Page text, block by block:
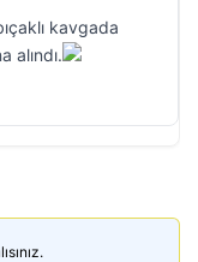
kavgada
alındı.